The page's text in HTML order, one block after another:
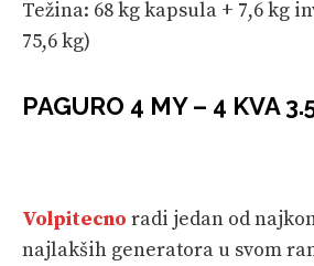
Težina: 68 kg kapsula + 7,6 kg
75,6 kg)
PAGURO 4 MY – 4 KVA
Volpitecno radi jedan od
najlakših generatora u svom